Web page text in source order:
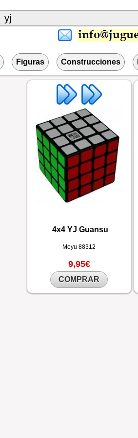
Figuras Construcciones
4x4 YJ Guansu
Moyu88312
9,95€
COMPRAR